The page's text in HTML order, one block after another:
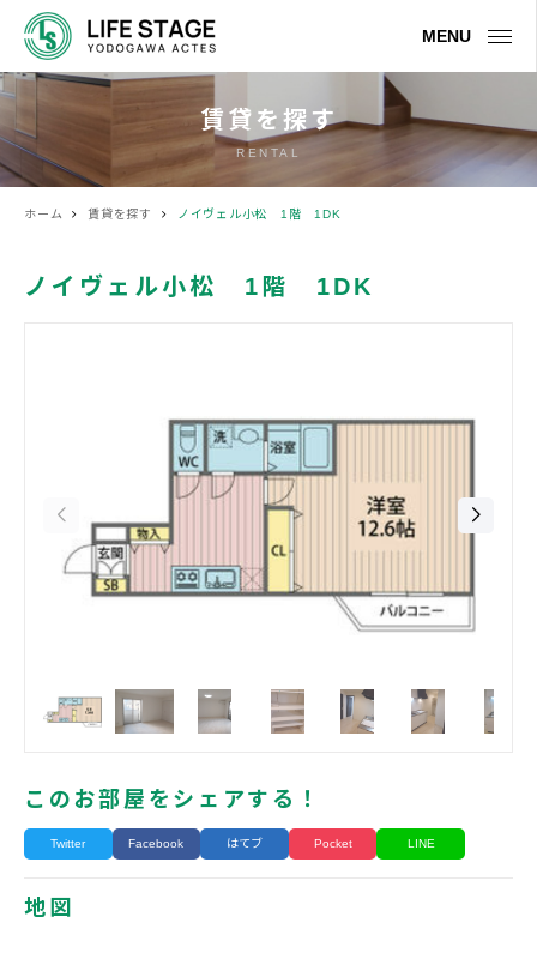
MENU
賃貸を探す
RENTAL
ホーム 賃貸を探す ノイヴェル小松 1階 1DK
ノイヴェル小松 1階 1DK
このお部屋をシェアする！
Twitter Facebook はてブ Pocket LINE
地図